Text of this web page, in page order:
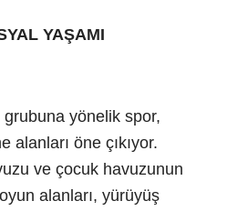
YAŞAMI
grubuna yönelik spor,
alanları öne çıkıyor.
ve çocuk havuzunun
alanları, yürüyüş